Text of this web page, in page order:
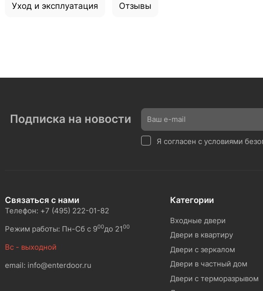
Уход и эксплуатация Отзывы
Подписка на новости
Я согласен с условиями
Связаться с нами
Телефон: +7 (495) 222-01-82
Режим работы: Пн-Сб с 900до 2100
Вс - выходной
email: info@enterdoor.ru
Категории
Входные двери
Двери в квартиру
Двери с зеркалом
Двери в частный дом
Двери с терморазрывом